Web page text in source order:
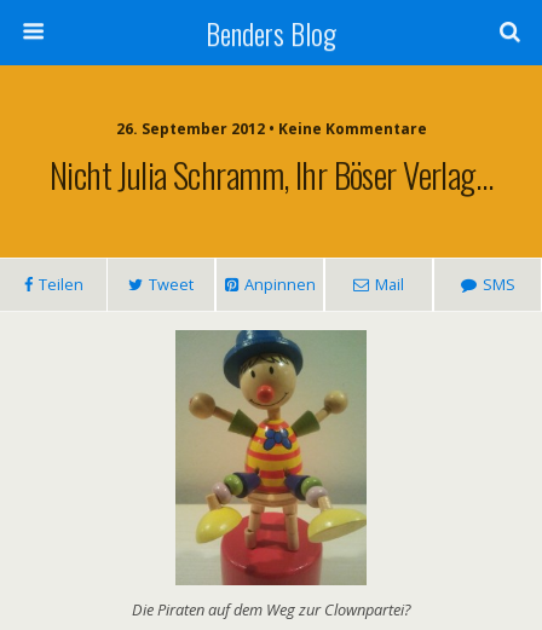
Benders Blog
26. September 2012 • Keine Kommentare
Nicht Julia Schramm, Ihr Böser Verlag…
Teilen Tweet Anpinnen Mail SMS
Die Piraten auf dem Weg zur Clownpartei?